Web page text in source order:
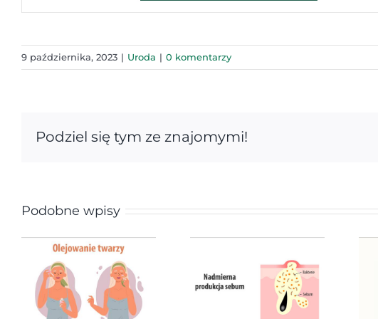
9 października, 2023 | Uroda | 0 komentarzy
Podziel się tym ze znajomymi!
Podobne wpisy